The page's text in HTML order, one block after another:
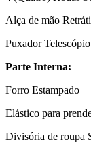
Alça de mão
Puxador
Parte Interna:
Forro Estampado
Elástico para
Divisória de roupa